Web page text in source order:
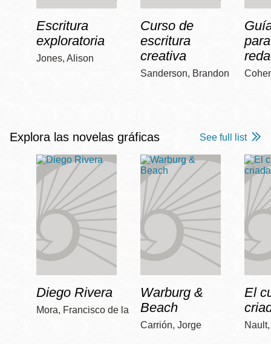
Escritura
exploratoria
Jones, Alison
Curso de
escritura
creativa
Sanderson, Brandon
Explora las novelas gráficas See full list
Diego Rivera
Mora, Francisco de la
Warburg &
Beach
Carrión, Jorge
El